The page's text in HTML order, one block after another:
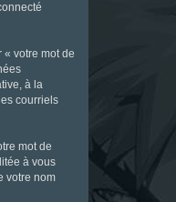
votre mot de
à la
courriels
mot de
à vous
votre nom